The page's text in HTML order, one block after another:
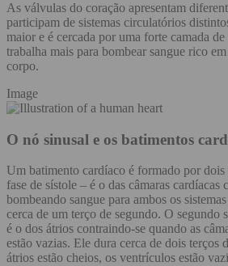
As válvulas do coração apresentam
participam de sistemas circulatórios
maior e é cercada por uma forte camada
trabalha mais para bombear sangue rico
corpo.
Image
O nó sinusal e os batimentos
Um batimento cardíaco é formado por
fase de sístole – é o das câmaras cardíacas
bombeando sangue para ambos os
cerca de um terço de segundo. O segundo
é o dos átrios contraindo-se quando as
estão vazias. Ele dura cerca de dois terços
átrios estão cheios, os ventrículos estão